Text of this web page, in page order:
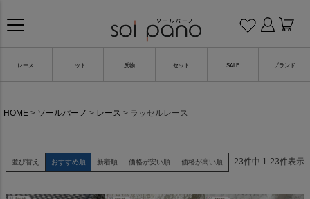
レース ニット 反物 セット SALE ブランド
HOME ソールパーノ レース ラッセルレース
並び替え おすすめ順 新着順 価格が安い順 価格が高い順 23件中 1-23件表示